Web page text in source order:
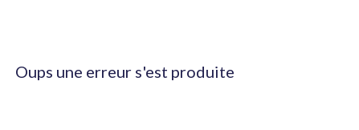
Oups une erreur s'est produite